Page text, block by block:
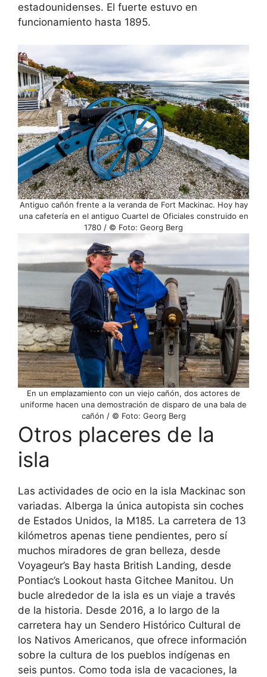
estadounidenses. El fuerte estuvo en
funcionamiento hasta 1895.
Antiguo cañón frente a la veranda de Fort Mackinac. Hoy hay
una cafetería en el antiguo Cuartel de Oficiales construido en
1780 / © Foto: Georg Berg
En un emplazamiento con un viejo cañón, dos actores de
uniforme hacen una demostración de disparo de una bala de
cañón / © Foto: Georg Berg
Otros placeres de la
isla
Las actividades de ocio en la isla Mackinac son
variadas. Alberga la única autopista sin coches
de Estados Unidos, la M185. La carretera de 13
kilómetros apenas tiene pendientes, pero sí
muchos miradores de gran belleza, desde
Voyageur’s Bay hasta British Landing, desde
Pontiac’s Lookout hasta Gitchee Manitou. Un
bucle alrededor de la isla es un viaje a través
de la historia. Desde 2016, a lo largo de la
carretera hay un Sendero Histórico Cultural de
los Nativos Americanos, que ofrece información
sobre la cultura de los pueblos indígenas en
seis puntos. Como toda isla de vacaciones, la